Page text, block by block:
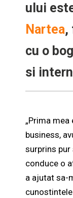
ului
Nartea,
cu o
si
„Prima
business,
surprins pur
conduce o
a ajutat sa-